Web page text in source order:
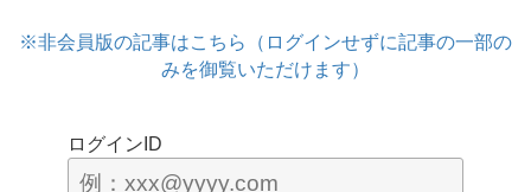
※非会員版の記事はこちら（ログインせずに記事の一部の
みを御覧いただけます）
ログインID